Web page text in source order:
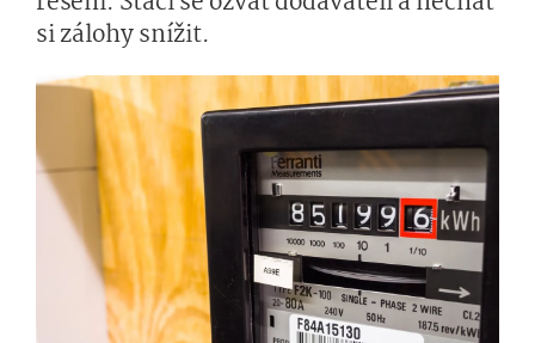
si zálohy snížit.